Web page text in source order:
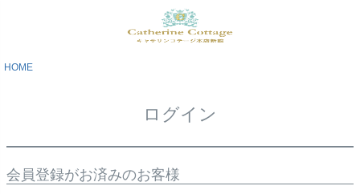
HOME
ログイン
会員登録がお済みのお客様